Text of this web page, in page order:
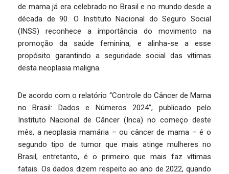
de mama já era celebrado no Brasil e no mundo desde a
década de 90. O Instituto Nacional do Seguro Social
(INSS) reconhece a importância do movimento na
promoção da saúde feminina, e alinha-se a esse
propósito garantindo a seguridade social das vítimas
desta neoplasia maligna.
De acordo com o relatório “Controle do Câncer de Mama
no Brasil: Dados e Números 2024”, publicado pelo
Instituto Nacional de Câncer (Inca) no começo deste
mês, a neoplasia mamária – ou câncer de mama – é o
segundo tipo de tumor que mais atinge mulheres no
Brasil, entretanto, é o primeiro que mais faz vítimas
fatais. Os dados dizem respeito ao ano de 2022, quando